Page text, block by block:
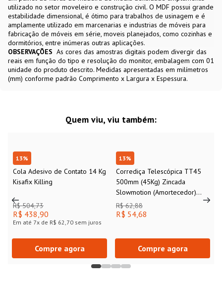
utilizado no setor moveleiro e construção civil. O MDF possui grande
estabilidade dimensional, é ótimo para trabalhos de usinagem e é
amplamente utilizado em marcenarias e industrias de móveis para
fabricação de móveis em série, moveis planejados, como cozinhas e
dormitórios, entre inúmeras outras aplicações.
OBSERVAÇÕES As cores das amostras digitais podem divergir das
reais em função do tipo e resolução do monitor, embalagem com 01
unidade do produto descrito. Medidas apresentadas em milímetros
(mm) conforme padrão Comprimento x Largura x Espessura.
Quem viu, viu também:
13%
Cola Adesivo de Contato 14 Kg
Kisafix Killing
R$ 504,73
R$ 438,90
Em até 7x de R$ 62,70 sem juros
Compre agora
13%
Corrediça Telescópica TT45
500mm (45Kg) Zincada
Slowmotion (Amortecedor)
FGVTN
R$ 62,88
R$ 54,68
Compre agora